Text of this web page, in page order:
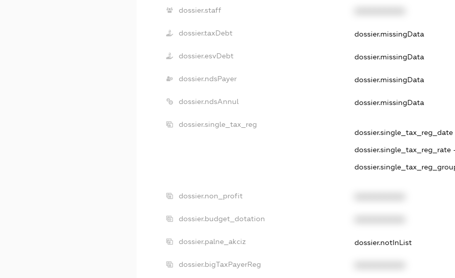
dossier.staff
dossier.taxDebt dossier.missingData
dossier.esvDebt dossier.missingData
dossier.ndsPayer dossier.missingData
dossier.ndsAnnul dossier.missingData
dossier.single_tax_reg
dossier.single_tax_reg_date -
dossier.single_tax_reg_rate
dossier.non_profit
dossier.budget_dotation
dossier.palne_akciz dossier.notInList
dossier.bigTaxPayerReg